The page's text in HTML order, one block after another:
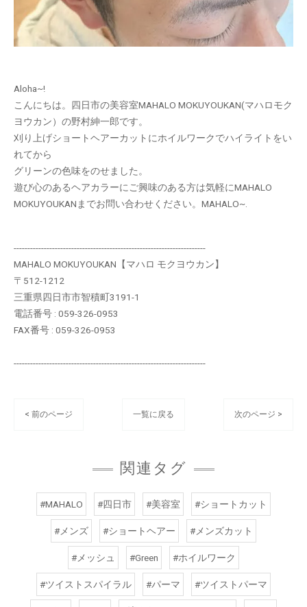
Aloha~!
こんにちは。四日市の美容室MAHALO MOKUYOUKAN(マハロモク
ヨウカン）の野村紳一郎です。
刈り上げショートヘアーカットにホイルワークでハイライトをい
れてから
グリーンの色味をのせました。
遊び心のあるヘアカラーにご興味のある方は気軽にMAHALO
MOKUYOUKANまでお問い合わせください。MAHALO~.
----------------------------------------------------------------------
MAHALO MOKUYOUKAN【マハロ モクヨウカン】
〒512-1212
三重県四日市市智積町3191-1
電話番号 : 059-326-0953
FAX番号 : 059-326-0953
----------------------------------------------------------------------
< 前のページ 一覧に戻る 次のページ >
関連タグ
#MAHALO #四日市 #美容室 #ショートカット
#メンズ #ショートヘアー #メンズカット
#メッシュ #Green #ホイルワーク
#ツイストスパイラル #パーマ #ツイストパーマ